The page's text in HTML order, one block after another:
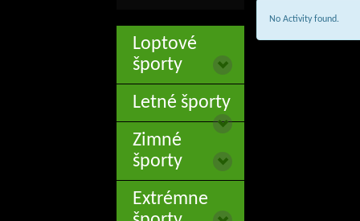
Loptové
športy
Letné športy
Zimné
športy
Extrémne
No Activity found.